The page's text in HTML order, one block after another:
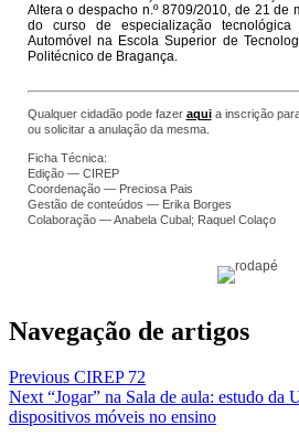
Altera o despacho n.º 8709/2010, de 21 de
do curso de especialização
Automóvel na Escola Superior de
Politécnico de Bragança.
Qualquer cidadão pode fazer aquia inscrição
ou solicitar a anulação da mesma.
Ficha Técnica:
Edição — CIREP
Coordenação — Preciosa Pais
Gestão de conteúdos — Erika Borges
Colaboração — Anabela Cubal; Raquel Colaço
Navegação de artigos
Previous CIREP 72
Next “Jogar” na Sala de aula: estudo da
dispositivos móveis no ensino